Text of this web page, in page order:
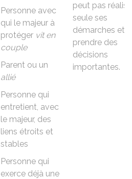
Personne avec
qui le majeur à
protéger vit en
couple
Parent ou un
allié
Personne qui
entretient, avec
le majeur, des
liens étroits et
stables
Personne qui
exerce déjà une
peut pas
seule ses
démarches et
prendre des
décisions
importantes.